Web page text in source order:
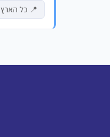
📍 כל הארץ